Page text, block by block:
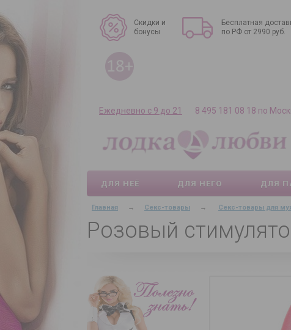
Скидки и
бонусы
Бесплатная
по РФ от 2990 руб.
Ежедневно с 9 до 21 8 495 181 08 18 по
ДЛЯ НЕЁ ДЛЯ НЕГО ДЛЯ
Главная → Секс-товары → Секс-товары для
Розовый